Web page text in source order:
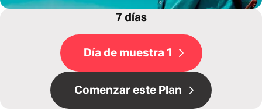
7 días
Día de muestra 1
Comenzar este Plan